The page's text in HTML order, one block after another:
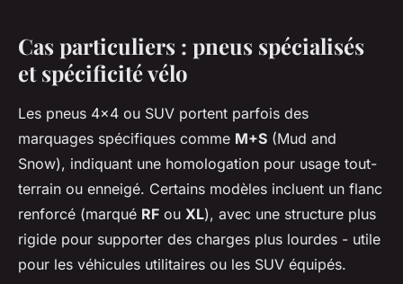
Cas particuliers : pneus spécialisés
et spécificité vélo
Les pneus 4x4 ou SUV portent parfois des
marquages spécifiques comme M+S (Mud and
Snow), indiquant une homologation pour usage tout-
terrain ou enneigé. Certains modèles incluent un flanc
renforcé (marqué RF ou XL), avec une structure plus
rigide pour supporter des charges plus lourdes - utile
pour les véhicules utilitaires ou les SUV équipés.